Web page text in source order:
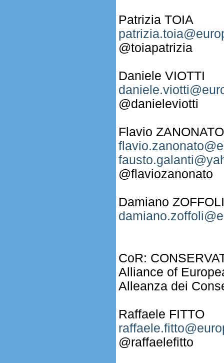
Patrizia TOIA
@toiapatrizia
Daniele VIOTTI
@danieleviotti
Flavio ZANONATO
@flaviozanonato
Damiano ZOFFOLI
CoR:
Alliance of
Alleanza dei
Raffaele FITTO
@raffaelefitto